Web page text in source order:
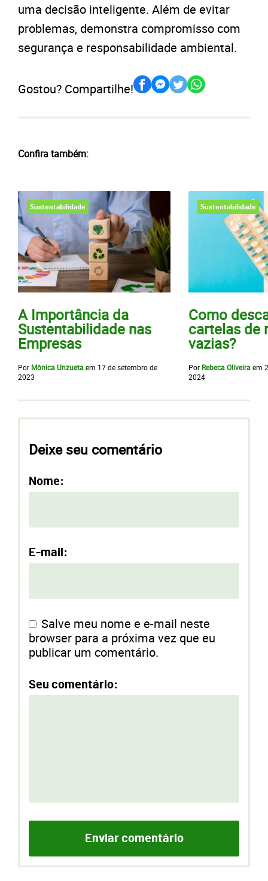
uma decisão inteligente. Além de evitar
problemas, demonstra compromisso com
segurança e responsabilidade ambiental.
Gostou? Compartilhe!
Confira também:
Sustentabilidade
A Importância da
Sustentabilidade nas
Empresas
Por Mônica Unzuetaem 17 de setembro de
2023
Sustentabilidade
Como
cartelas de
vazias?
Por Rebeca Oliveiraem
2024
Deixe seu comentário
Nome:
E-mail:
Salve meu nome e e-mail neste
browser para a próxima vez que eu
publicar um comentário.
Seu comentário: